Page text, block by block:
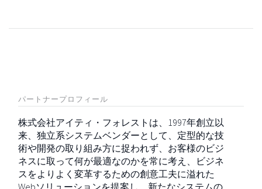
パートナープロフィール
株式会社アイティ・フォレストは、1997年創立以
来、独立系システムベンダーとして、定型的な技
術や開発の取り組み方に捉われず、お客様のビジ
ネスに取って何が最適なのかを常に考え、ビジネ
スをよりよく変革するための創意工夫に溢れた
Webソリューションを提案し、新たなシステムの